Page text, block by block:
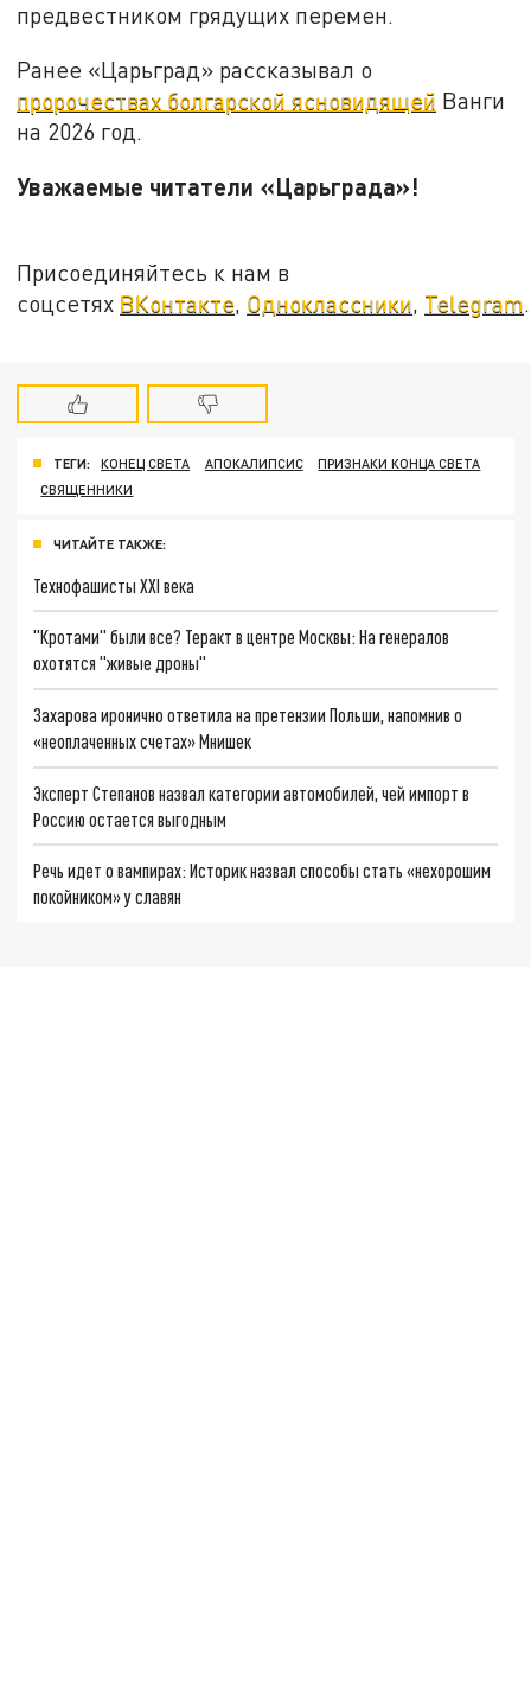
предвестником грядущих перемен.
Ранее «Царьград» рассказывал о
пророчествах болгарской ясновидящей Ванги
на 2026 год.
Уважаемые читатели «Царьграда»!
Присоединяйтесь к нам в
соцсетях ВКонтакте, Одноклассники, Telegram.
ТЕГИ: КОНЕЦ СВЕТА АПОКАЛИПСИС
ПРИЗНАКИ КОНЦА СВЕТА
СВЯЩЕННИКИ
ЧИТАЙТЕ ТАКЖЕ:
Технофашисты XXI века
"Кротами" были все? Теракт в центре Москвы: На генералов
охотятся "живые дроны"
Захарова иронично ответила на претензии Польши, напомнив о
«неоплаченных счетах» Мнишек
Эксперт Степанов назвал категории автомобилей, чей импорт в
Россию остается выгодным
Речь идет о вампирах: Историк назвал способы стать «нехорошим
покойником» у славян